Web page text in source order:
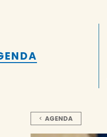
AGENDA